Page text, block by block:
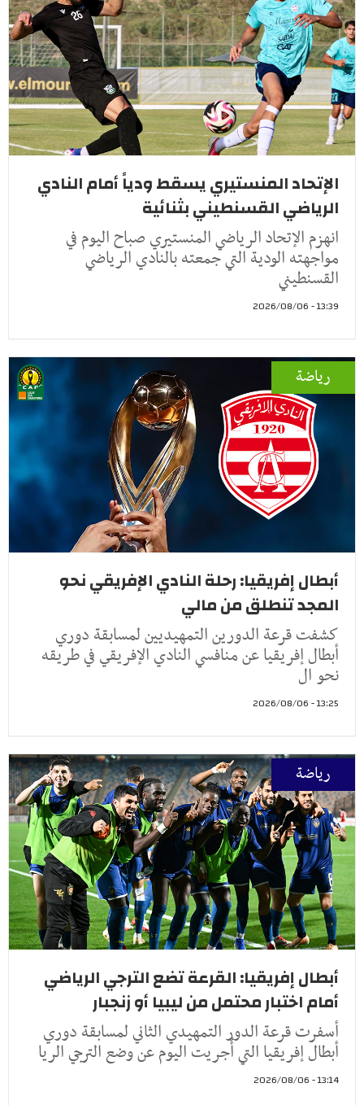
الإتحاد المنستيري يسقط ودياً أمام النادي
الرياضي القسنطيني بثنائية
انهزم الإتحاد الرياضي المنستيري صباح اليوم في
مواجهته الودية التي جمعته بالنادي الرياضي
القسنطيني
13:39 - 2026/08/06
رياضة
أبطال إفريقيا: رحلة النادي الإفريقي نحو
المجد تنطلق من مالي
كشفت قرعة الدورين التمهيديين لمسابقة دوري
أبطال إفريقيا عن منافسي النادي الإفريقي في طريقه
نحو ال
13:25 - 2026/08/06
رياضة
أبطال إفريقيا: القرعة تضع الترجي الرياضي
أمام اختبار محتمل من ليبيا أو زنجبار
أسفرت قرعة الدور التمهيدي الثاني لمسابقة دوري
أبطال إفريقيا التي أُجريت اليوم عن وضع الترجي الريا
13:14 - 2026/08/06